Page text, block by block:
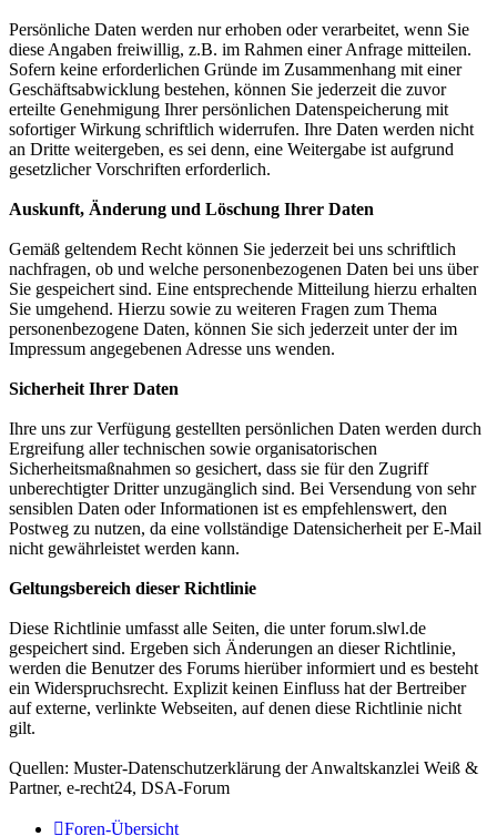
Persönliche Daten werden nur erhoben oder verarbeitet, wenn Sie
diese Angaben freiwillig, z.B. im Rahmen einer Anfrage mitteilen.
Sofern keine erforderlichen Gründe im Zusammenhang mit einer
Geschäftsabwicklung bestehen, können Sie jederzeit die zuvor
erteilte Genehmigung Ihrer persönlichen Datenspeicherung mit
sofortiger Wirkung schriftlich widerrufen. Ihre Daten werden nicht
an Dritte weitergeben, es sei denn, eine Weitergabe ist aufgrund
gesetzlicher Vorschriften erforderlich.
Auskunft, Änderung und Löschung Ihrer Daten
Gemäß geltendem Recht können Sie jederzeit bei uns schriftlich
nachfragen, ob und welche personenbezogenen Daten bei uns über
Sie gespeichert sind. Eine entsprechende Mitteilung hierzu erhalten
Sie umgehend. Hierzu sowie zu weiteren Fragen zum Thema
personenbezogene Daten, können Sie sich jederzeit unter der im
Impressum angegebenen Adresse uns wenden.
Sicherheit Ihrer Daten
Ihre uns zur Verfügung gestellten persönlichen Daten werden durch
Ergreifung aller technischen sowie organisatorischen
Sicherheitsmaßnahmen so gesichert, dass sie für den Zugriff
unberechtigter Dritter unzugänglich sind. Bei Versendung von sehr
sensiblen Daten oder Informationen ist es empfehlenswert, den
Postweg zu nutzen, da eine vollständige Datensicherheit per E-Mail
nicht gewährleistet werden kann.
Geltungsbereich dieser Richtlinie
Diese Richtlinie umfasst alle Seiten, die unter forum.slwl.de
gespeichert sind. Ergeben sich Änderungen an dieser Richtlinie,
werden die Benutzer des Forums hierüber informiert und es besteht
ein Widerspruchsrecht. Explizit keinen Einfluss hat der Bertreiber
auf externe, verlinkte Webseiten, auf denen diese Richtlinie nicht
gilt.
Quellen: Muster-Datenschutzerklärung der Anwaltskanzlei Weiß &
Partner, e-recht24, DSA-Forum
Foren-Übersicht